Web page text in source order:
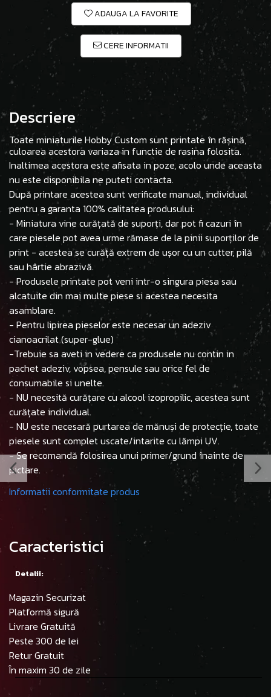
ADAUGA LA FAVORITE
CERE INFORMATII
Descriere
Toate miniaturile Hobby Custom sunt printate în rășină,
culoarea acestora variaza in functie de rasina folosita.
Inaltimea acestora este afisata in poze, acolo unde aceasta
nu este disponibila ne puteti contacta.
După printare acestea sunt verificate manual, individual
pentru a garanta 100% calitatea produsului:
- Miniatura vine curățată de suporți, dar pot fi cazuri în
care piesele pot avea urme rămase de la pinii suporților de
print - acestea se curăță extrem de ușor cu un cutter, pilă
sau hârtie abrazivă.
- Produsele printate pot veni intr-o singura piesa sau
alcatuite din mai multe piese si acestea necesita
asamblare.
- Pentru lipirea pieselor este necesar un adeziv
cianoacrilat (super-glue)
-Trebuie sa aveti in vedere ca produsele nu contin in
pachet adeziv, vopsea, pensule sau orice fel de
consumabile si unelte.
- NU necesită curățare cu alcool izopropilic, acestea sunt
curățate individual.
- NU este necesară purtarea de mănuși de protecție, toate
piesele sunt complet uscate/intarite cu lămpi UV.
- Se recomandă folosirea unui primer/grund înainte de
pictare.
Informatii conformitate produs
Caracteristici
Detalii:
Magazin Securizat
Platformă sigură
Livrare Gratuită
Peste 300 de lei
Retur Gratuit
În maxim 30 de zile